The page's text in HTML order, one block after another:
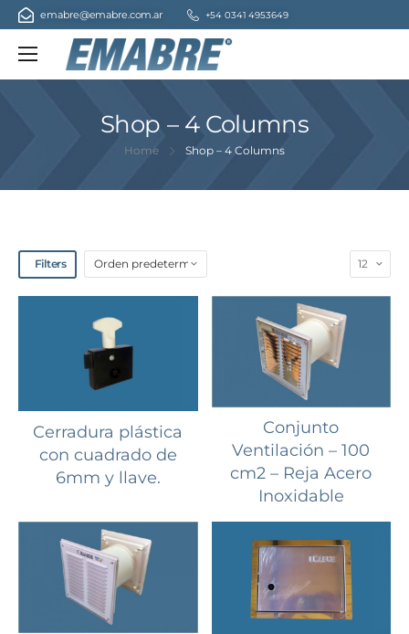
emabre@emabre.com.ar +54 0341 4953649
Shop – 4 Columns
Home Shop – 4 Columns
Filters
Cerradura plástica
con cuadrado de
6mm y llave.
Conjunto
Ventilación – 100
cm2 – Reja Acero
Inoxidable